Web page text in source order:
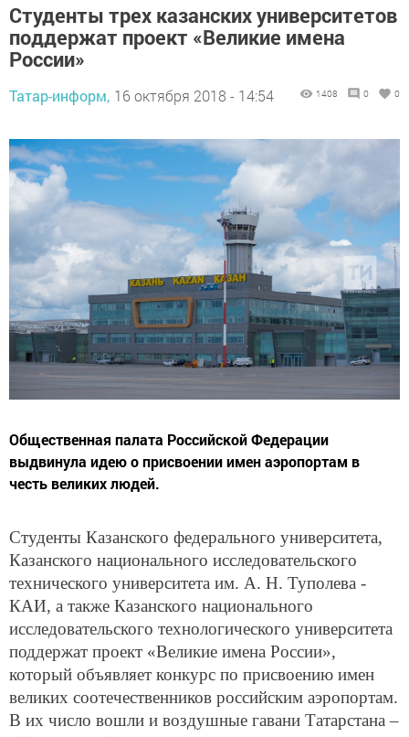
Студенты трех казанских университетов
поддержат проект «Великие имена
России»
Татар-информ, 16 октября 2018 - 14:54 1408 0 0
Общественная палата Российской Федерации
выдвинула идею о присвоении имен аэропортам в
честь великих людей.
Студенты Казанского федерального университета,
Казанского национального исследовательского
технического университета им. А. Н. Туполева -
КАИ, а также Казанского национального
исследовательского технологического университета
поддержат проект «Великие имена России»,
который объявляет конкурс по присвоению имен
великих соотечественников российским аэропортам.
В их число вошли и воздушные гавани Татарстана –